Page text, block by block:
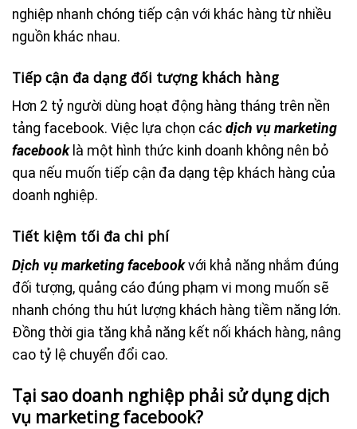
nghiệp nhanh chóng tiếp cận với khác hàng từ nhiều
nguồn khác nhau.
Tiếp cận đa dạng đối tượng khách hàng
Hơn 2 tỷ người dùng hoạt động hàng tháng trên nền
tảng facebook. Việc lựa chọn các dịch vụ marketing
facebooklà một hình thức kinh doanh không nên bỏ
qua nếu muốn tiếp cận đa dạng tệp khách hàng của
doanh nghiệp.
Tiết kiệm tối đa chi phí
Dịch vụ marketing facebookvới khả năng nhắm đúng
đối tượng, quảng cáo đúng phạm vi mong muốn sẽ
nhanh chóng thu hút lượng khách hàng tiềm năng lớn.
Đồng thời gia tăng khả năng kết nối khách hàng, nâng
cao tỷ lệ chuyển đổi cao.
Tại sao doanh nghiệp phải sử dụng dịch
vụ marketing facebook?